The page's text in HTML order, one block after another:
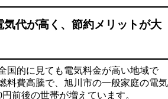
代が高く、節約メリットが大
国的に見ても電気料金が高い地域で
料費高騰で、旭川市の一般家庭の電気
前後の世帯が増えています。